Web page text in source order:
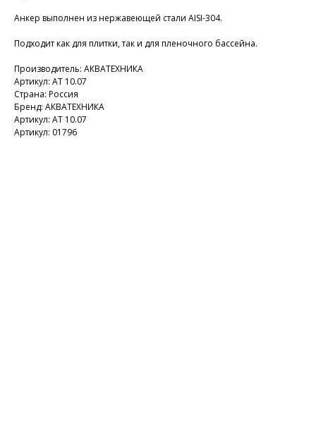
Анкер выполнен из нержавеющей стали AISI-304.
Подходит как для плитки, так и для пленочного бассейна.
Производитель: АКВАТЕХНИКА
Артикул: АТ 10.07
Страна: Россия
Бренд: АКВАТЕХНИКА
Артикул: АТ 10.07
Артикул: 01796